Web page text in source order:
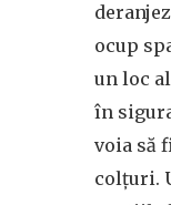
ocup
un loc
în
voia să
colțuri.